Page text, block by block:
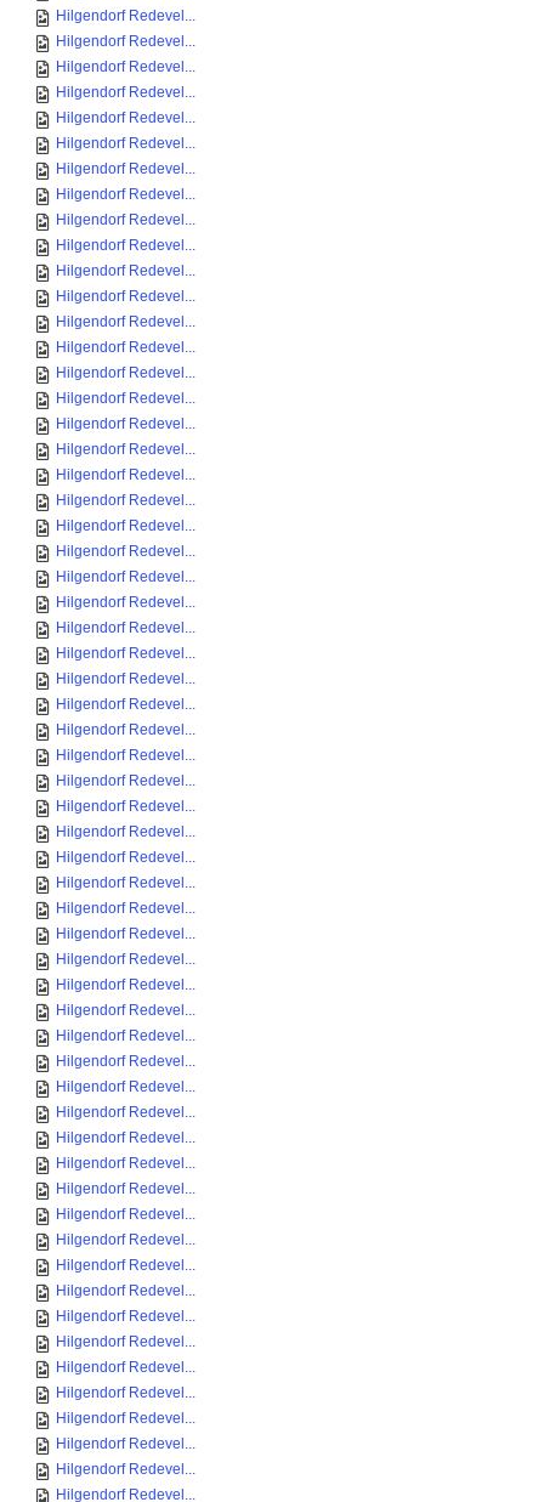
Hilgendorf Redevel...
Hilgendorf Redevel...
Hilgendorf Redevel...
Hilgendorf Redevel...
Hilgendorf Redevel...
Hilgendorf Redevel...
Hilgendorf Redevel...
Hilgendorf Redevel...
Hilgendorf Redevel...
Hilgendorf Redevel...
Hilgendorf Redevel...
Hilgendorf Redevel...
Hilgendorf Redevel...
Hilgendorf Redevel...
Hilgendorf Redevel...
Hilgendorf Redevel...
Hilgendorf Redevel...
Hilgendorf Redevel...
Hilgendorf Redevel...
Hilgendorf Redevel...
Hilgendorf Redevel...
Hilgendorf Redevel...
Hilgendorf Redevel...
Hilgendorf Redevel...
Hilgendorf Redevel...
Hilgendorf Redevel...
Hilgendorf Redevel...
Hilgendorf Redevel...
Hilgendorf Redevel...
Hilgendorf Redevel...
Hilgendorf Redevel...
Hilgendorf Redevel...
Hilgendorf Redevel...
Hilgendorf Redevel...
Hilgendorf Redevel...
Hilgendorf Redevel...
Hilgendorf Redevel...
Hilgendorf Redevel...
Hilgendorf Redevel...
Hilgendorf Redevel...
Hilgendorf Redevel...
Hilgendorf Redevel...
Hilgendorf Redevel...
Hilgendorf Redevel...
Hilgendorf Redevel...
Hilgendorf Redevel...
Hilgendorf Redevel...
Hilgendorf Redevel...
Hilgendorf Redevel...
Hilgendorf Redevel...
Hilgendorf Redevel...
Hilgendorf Redevel...
Hilgendorf Redevel...
Hilgendorf Redevel...
Hilgendorf Redevel...
Hilgendorf Redevel...
Hilgendorf Redevel...
Hilgendorf Redevel...
Hilgendorf Redevel...